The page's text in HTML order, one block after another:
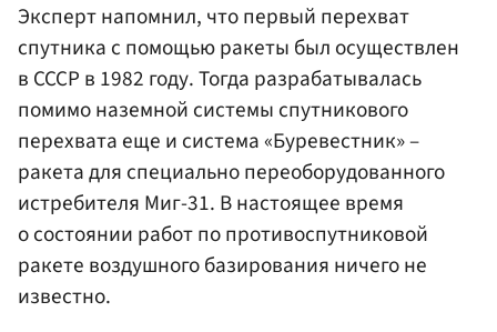
Эксперт напомнил, что первый перехват
спутника с помощью ракеты был осуществлен
в СССР в 1982 году. Тогда разрабатывалась
помимо наземной системы спутникового
перехвата еще и система «Буревестник» –
ракета для специально переоборудованного
истребителя Миг-31. В настоящее время
о состоянии работ по противоспутниковой
ракете воздушного базирования ничего не
известно.